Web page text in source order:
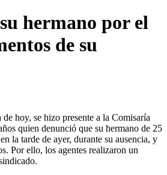
hermano por el
de su
hoy, se hizo presente a la Comisaría
quien denunció que su hermano de 25
la tarde de ayer, durante su ausencia, y
Por ello, los agentes realizaron un